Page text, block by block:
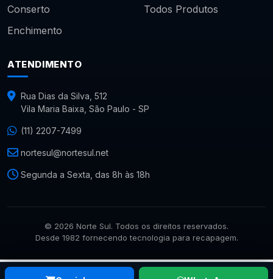
Conserto
Enchimento
Todos Produtos
ATENDIMENTO
Rua Dias da Silva, 512
Vila Maria Baixa, São Paulo - SP
(11) 2207-7499
nortesul@nortesul.net
Segunda a Sexta, das 8h às 18h
© 2026 Norte Sul. Todos os direitos reservados.
Desde 1982 fornecendo tecnologia para recapagem.